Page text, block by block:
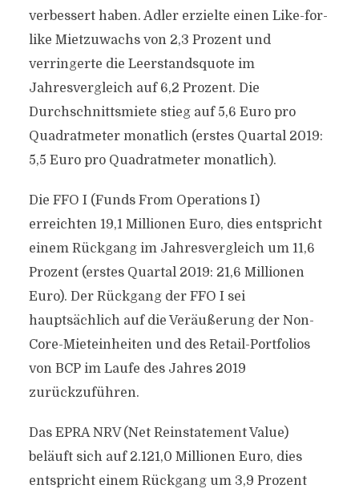
verbessert haben. Adler erzielte einen Like-for-
like Mietzuwachs von 2,3 Prozent und
verringerte die Leerstandsquote im
Jahresvergleich auf 6,2 Prozent. Die
Durchschnittsmiete stieg auf 5,6 Euro pro
Quadratmeter monatlich (erstes Quartal 2019:
5,5 Euro pro Quadratmeter monatlich).
Die FFO I (Funds From Operations I)
erreichten 19,1 Millionen Euro, dies entspricht
einem Rückgang im Jahresvergleich um 11,6
Prozent (erstes Quartal 2019: 21,6 Millionen
Euro). Der Rückgang der FFO I sei
hauptsächlich auf die Veräußerung der Non-
Core-Mieteinheiten und des Retail-Portfolios
von BCP im Laufe des Jahres 2019
zurückzuführen.
Das EPRA NRV (Net Reinstatement Value)
beläuft sich auf 2.121,0 Millionen Euro, dies
entspricht einem Rückgang um 3,9 Prozent